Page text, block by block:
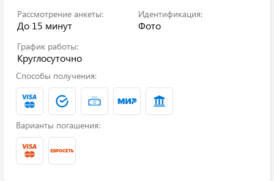
Рассмотрение анкеты:
До 15 минут
Идентификация:
Фото
График работы:
Круглосуточно
Способы получения:
Варианты погашения: